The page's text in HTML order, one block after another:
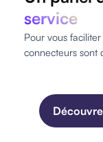
service
Pour vous
connecteurs sont